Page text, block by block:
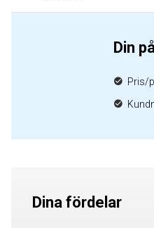
Din
Pris/
Dina fördelar